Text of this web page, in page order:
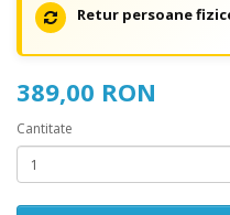
Retur persoane
389,00 RON
Cantitate